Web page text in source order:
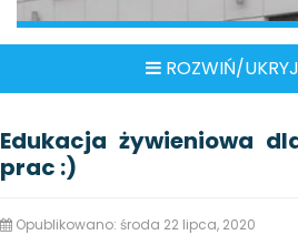
ROZWIŃ/
Edukacja żywieniowa
prac :)
Opublikowano: środa 22 lipca, 2020